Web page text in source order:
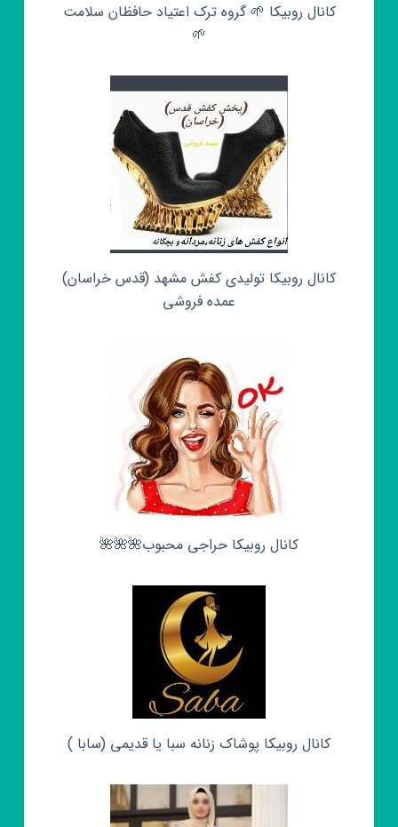
کانال روبیکا 🌱 گروه ترک اعتیاد حافظان سلامت
🌱
کانال روبیکا تولیدی کفش مشهد (قدس خراسان)
عمده فروشی
کانال روبیکا حراجی محبوب🌺🌺🌺
کانال روبیکا پوشاک زنانه سبا یا قدیمی (سابا )